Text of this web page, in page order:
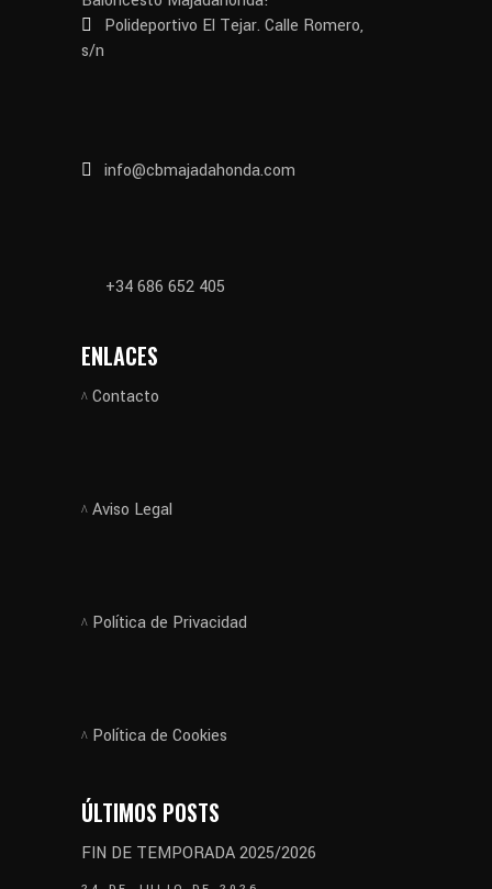
Polideportivo El Tejar. Calle Romero,
s/n
info@cbmajadahonda.com
+34 686 652 405
ENLACES
Contacto
Aviso Legal
Política de Privacidad
Política de Cookies
ÚLTIMOS POSTS
FIN DE TEMPORADA 2025/2026